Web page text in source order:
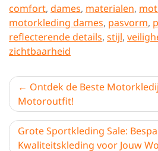
comfort, dames, materialen,
motorkleding dames, pasvorm,
reflecterende details, stijl,
zichtbaarheid
Ontdek de Beste
Motoroutfit!
Grote Sportkleding Sale:
Kwaliteitskleding voor Jouw